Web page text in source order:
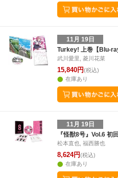
11月 19日
Turkey! 上巻【Blu-
武川愛里, 菱川花菜
15,840円(税込)
在庫あり
11月 19日
『怪獣8号』Vol.6 初
松本直也, 福西勝也
8,624円(税込)
在庫あり